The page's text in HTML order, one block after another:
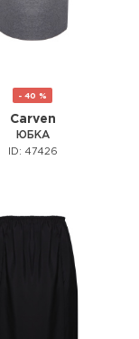
- 40 %
Carven
ЮБКА
ID: 47426